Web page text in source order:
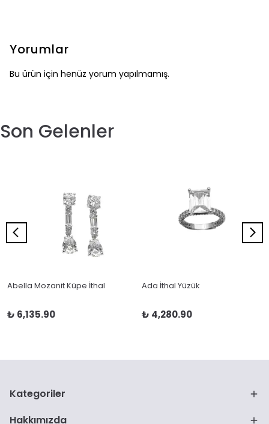
Yorumlar
Bu ürün için henüz yorum yapılmamış.
Son Gelenler
Abella Mozanit Küpe İthal
₺ 6,135.90
Ada İthal Yüzük
₺ 4,280.90
Kategoriler
Hakkımızda